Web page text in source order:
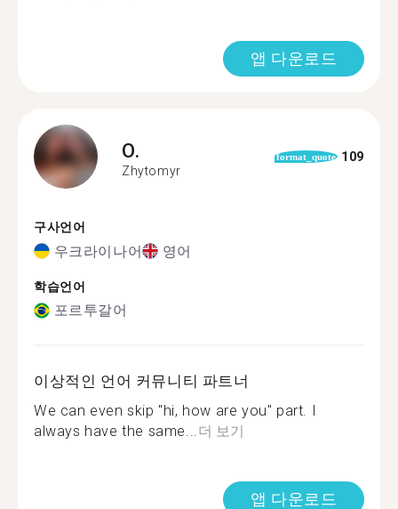
앱 다운로드
O.
Zhytomyr
format_quote 109
구사언어
우크라이나어 영어
학습언어
포르투갈어
이상적인 언어 커뮤니티 파트너
We can even skip "hi, how are you" part. I
always have the same...더 보기
앱 다운로드